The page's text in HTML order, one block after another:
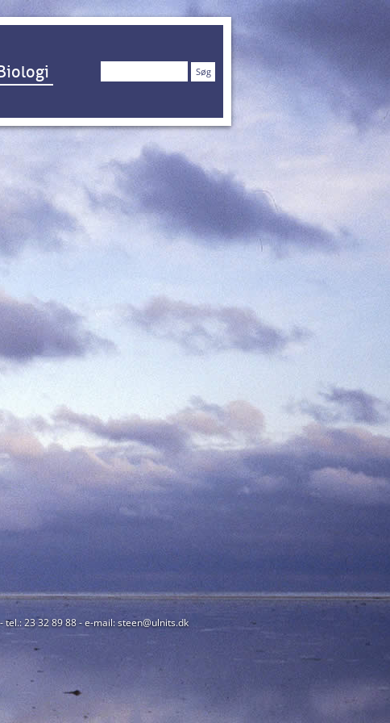
Søg
23 32 89 88 - e-mail: steen@ulnits.dk